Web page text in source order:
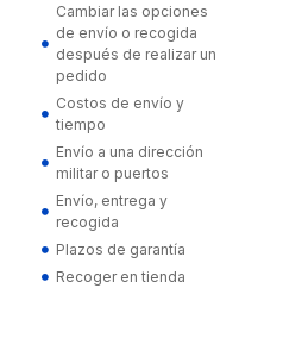
Cambiar las opciones
de envío o recogida
después de realizar un
pedido
Costos de envío y
tiempo
Envío a una dirección
militar o puertos
Envío, entrega y
recogida
Plazos de garantía
Recoger en tienda